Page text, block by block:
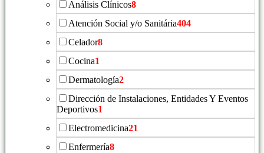
Análisis Clínicos8
Atención Social y/o Sanitária404
Celador8
Cocina1
Dermatología2
Dirección de Instalaciones, Entidades Y Eventos
Deportivos1
Electromedicina21
Enfermería8